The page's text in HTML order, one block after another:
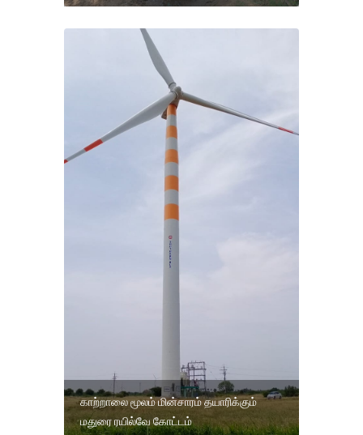
காற்றாலை மூலம் மின்சாரம் தயாரிக்கும்
மதுரை ரயில்வே கோட்டம்